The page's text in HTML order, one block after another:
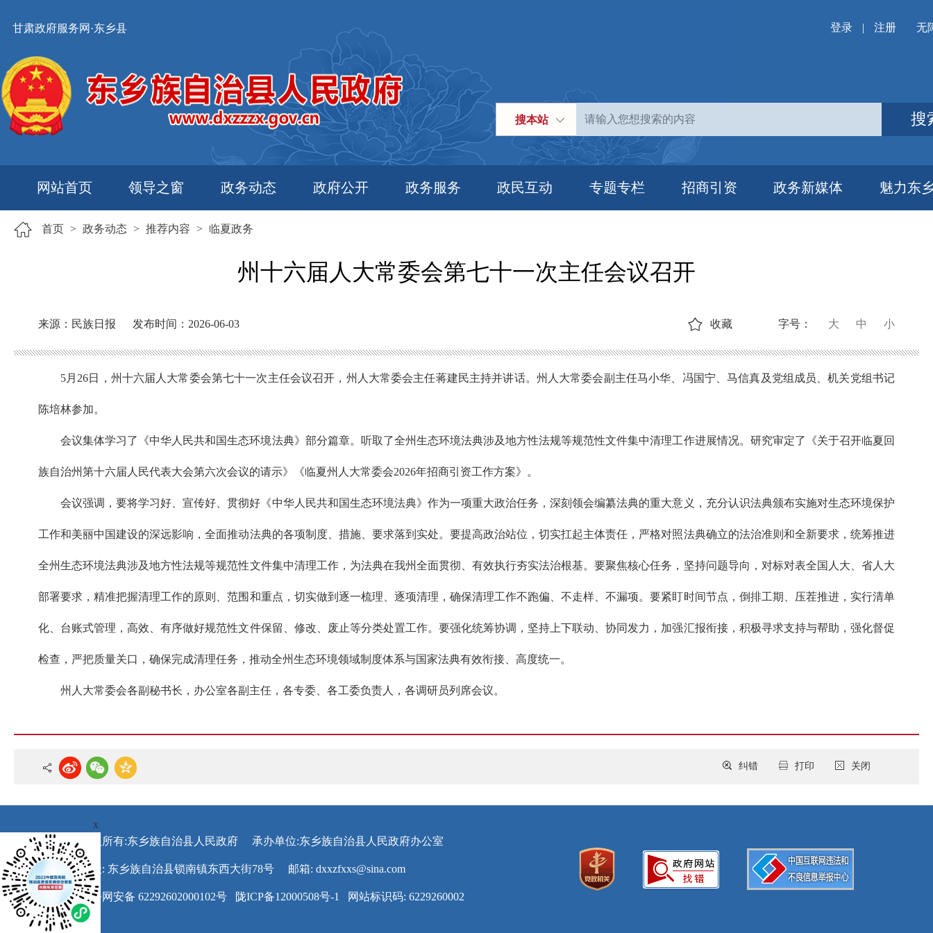
甘肃政府服务网·东乡县 登录 | 注册 无
搜本站 搜
网站首页 领导之窗 政务动态 政府公开 政务服务 政民互动 专题专栏 招商引资 政务新媒体 魅力东
首页 > 政务动态 > 推荐内容 > 临夏政务
州十六届人大常委会第七十一次主任会议召开
来源：民族日报 发布时间：2026-06-03 字号： 大 中 小
收藏
5月26日，州十六届人大常委会第七十一次主任会议召开，州人大常委会主任蒋建民主持并讲话。州人大常委会副主任马小华、冯国宁、马信真及党组成员、机关党组书记
陈培林参加。
会议集体学习了《中华人民共和国生态环境法典》部分篇章。听取了全州生态环境法典涉及地方性法规等规范性文件集中清理工作进展情况。研究审定了《关于召开临夏回
族自治州第十六届人民代表大会第六次会议的请示》《临夏州人大常委会2026年招商引资工作方案》。
会议强调，要将学习好、宣传好、贯彻好《中华人民共和国生态环境法典》作为一项重大政治任务，深刻领会编纂法典的重大意义，充分认识法典颁布实施对生态环境保护
工作和美丽中国建设的深远影响，全面推动法典的各项制度、措施、要求落到实处。要提高政治站位，切实扛起主体责任，严格对照法典确立的法治准则和全新要求，统筹推进
全州生态环境法典涉及地方性法规等规范性文件集中清理工作，为法典在我州全面贯彻、有效执行夯实法治根基。要聚焦核心任务，坚持问题导向，对标对表全国人大、省人大
部署要求，精准把握清理工作的原则、范围和重点，切实做到逐一梳理、逐项清理，确保清理工作不跑偏、不走样、不漏项。要紧盯时间节点，倒排工期、压茬推进，实行清单
化、台账式管理，高效、有序做好规范性文件保留、修改、废止等分类处置工作。要强化统筹协调，坚持上下联动、协同发力，加强汇报衔接，积极寻求支持与帮助，强化督促
检查，严把质量关口，确保完成清理任务，推动全州生态环境领域制度体系与国家法典有效衔接、高度统一。
州人大常委会各副秘书长，办公室各副主任，各专委、各工委负责人，各调研员列席会议。
关闭
打印
纠错
版权所有:东乡族自治县人民政府 承办单位:东乡族自治县人民政府办公室
地址: 东乡族自治县锁南镇东西大街78号 邮箱: dxxzfxxs@sina.com
甘公网安备 62292602000102号 陇ICP备12000508号-1 网站标识码: 6229260002
x